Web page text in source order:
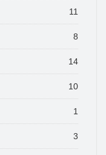
11
8
14
10
1
3